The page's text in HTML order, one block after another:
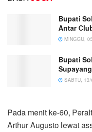
Bupati
Antar
MINGGU,
Bupati
SABTU,
Pada menit ke-60,
Arthur Augusto lewat